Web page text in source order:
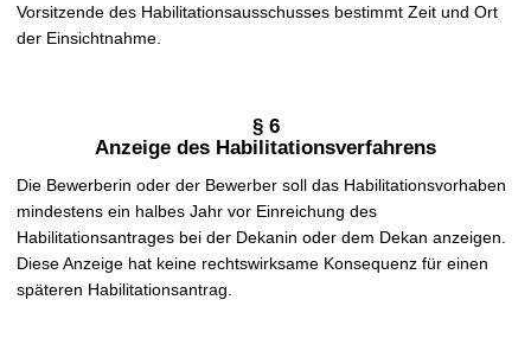
Vorsitzende des Habilitationsausschusses bestimmt Zeit und Ort
der Einsichtnahme.
§ 6
Anzeige des Habilitationsverfahrens
Die Bewerberin oder der Bewerber soll das Habilitationsvorhaben
mindestens ein halbes Jahr vor Einreichung des
Habilitationsantrages bei der Dekanin oder dem Dekan anzeigen.
Diese Anzeige hat keine rechtswirksame Konsequenz für einen
späteren Habilitationsantrag.